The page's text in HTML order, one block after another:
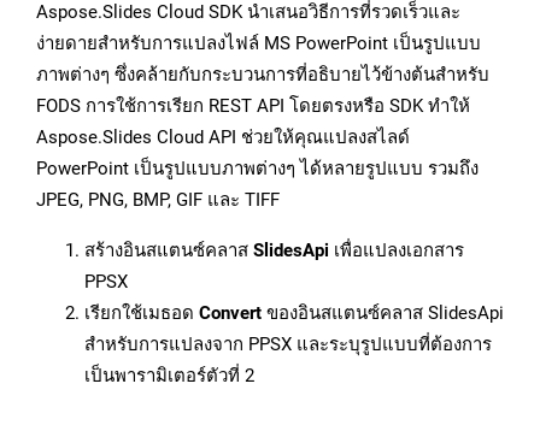
Aspose.Slides Cloud SDK นำเสนอวิธีการที่รวดเร็วและ
ง่ายดายสำหรับการแปลงไฟล์ MS PowerPoint เป็นรูปแบบ
ภาพต่างๆ ซึ่งคล้ายกับกระบวนการที่อธิบายไว้ข้างต้นสำหรับ
FODS การใช้การเรียก REST API โดยตรงหรือ SDK ทำให้
Aspose.Slides Cloud API ช่วยให้คุณแปลงสไลด์
PowerPoint เป็นรูปแบบภาพต่างๆ ได้หลายรูปแบบ รวมถึง
JPEG, PNG, BMP, GIF และ TIFF
สร้างอินสแตนซ์คลาส SlidesApi เพื่อแปลงเอกสาร
PPSX
เรียกใช้เมธอด Convert ของอินสแตนซ์คลาส SlidesApi
สำหรับการแปลงจาก PPSX และระบุรูปแบบที่ต้องการ
เป็นพารามิเตอร์ตัวที่ 2